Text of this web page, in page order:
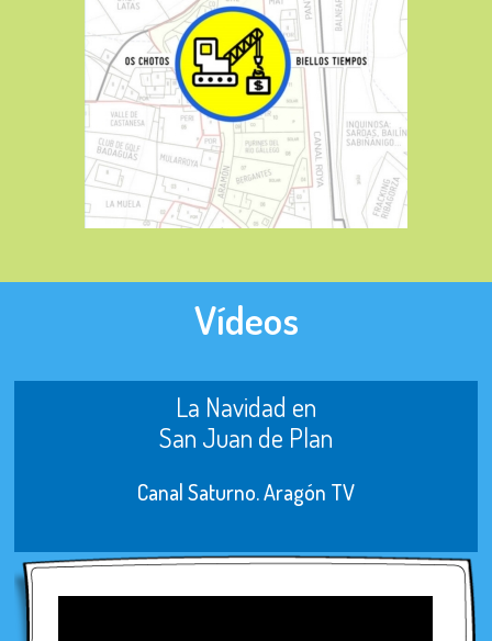
Vídeos
La Navidad en
San Juan de Plan
Canal Saturno. Aragón TV